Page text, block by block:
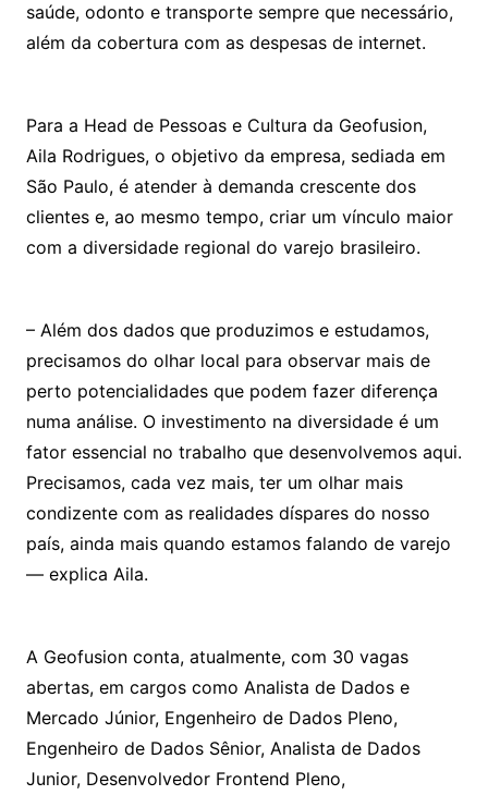
saúde, odonto e transporte sempre que necessário,
além da cobertura com as despesas de internet.
Para a Head de Pessoas e Cultura da Geofusion,
Aila Rodrigues, o objetivo da empresa, sediada em
São Paulo, é atender à demanda crescente dos
clientes e, ao mesmo tempo, criar um vínculo maior
com a diversidade regional do varejo brasileiro.
– Além dos dados que produzimos e estudamos,
precisamos do olhar local para observar mais de
perto potencialidades que podem fazer diferença
numa análise. O investimento na diversidade é um
fator essencial no trabalho que desenvolvemos aqui.
Precisamos, cada vez mais, ter um olhar mais
condizente com as realidades díspares do nosso
país, ainda mais quando estamos falando de varejo
— explica Aila.
A Geofusion conta, atualmente, com 30 vagas
abertas, em cargos como Analista de Dados e
Mercado Júnior, Engenheiro de Dados Pleno,
Engenheiro de Dados Sênior, Analista de Dados
Junior, Desenvolvedor Frontend Pleno,